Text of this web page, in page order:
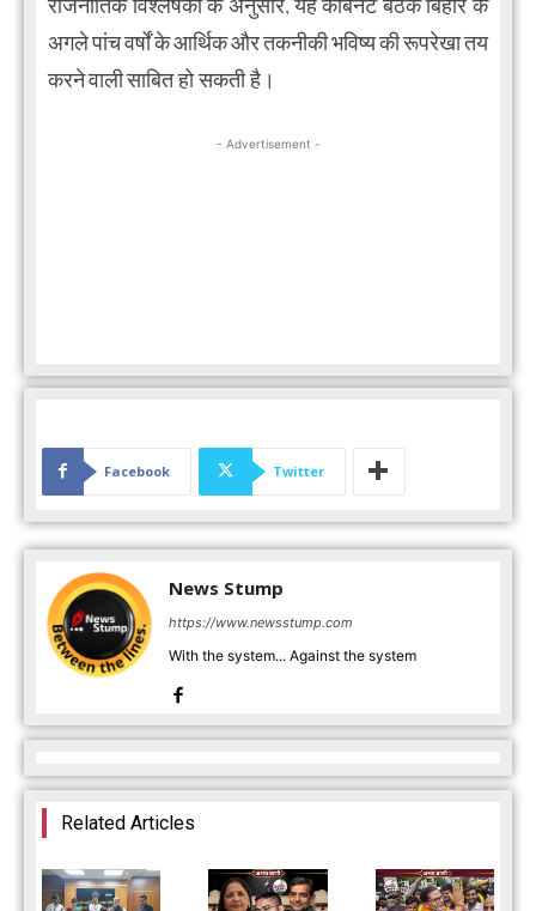
राजनीतिक विश्लेषकों के अनुसार, यह कैबिनेट बैठक बिहार के
अगले पांच वर्षों के आर्थिक और तकनीकी भविष्य की रूपरेखा तय
करने वाली साबित हो सकती है।
- Advertisement -
Facebook Twitter
News Stump
https://www.newsstump.com
With the system... Against the system
Related Articles